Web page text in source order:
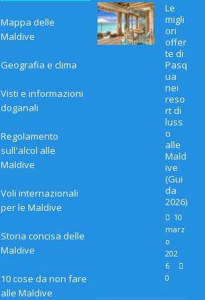
Mappa delle
Maldive
Geografia e clima
Visti e informazioni
doganali
Regolamento
sull'alcol alle
Maldive
Voli internazionali
per le Maldive
Storia concisa delle
Maldive
10 cose da non fare
alle Maldive
Le
migli
ori
offer
te di
Pasq
ua
nei
reso
rt di
luss
o
alle
Mald
ive
(Gui
da
2026)
10
marz
o
202
6
0